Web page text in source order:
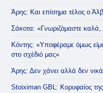
Άρης: Και επίσημα τέλος ο
Σάκοτα: «Γνωριζόμαστε καλά,
Κόντης: «Υποφέραμε όμως
στο σχέδιό μας»
Άρης: Δεν χάνει αλλά δεν
Stoiximan GBL: Κορυφαίος